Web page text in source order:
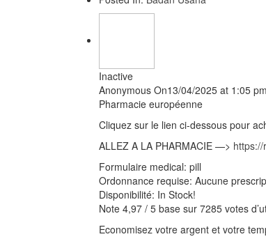
Inactive
Anonymous On13/04/2025 at 1:05 pm
Pharmacie européenne
Cliquez sur le lien ci-dessous pour
ALLEZ A LA PHARMACIE —>
Formulaire medical: pill
Ordonnance requise: Aucune
Disponibilité: In Stock!
Note 4,97 / 5 base sur 7285 votes
Economisez votre argent et votre